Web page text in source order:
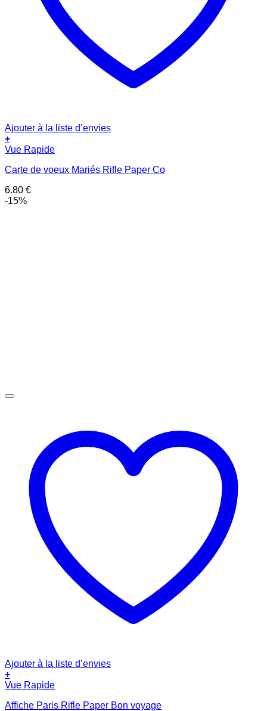
Ajouter à la liste d’envies
+
Vue Rapide
Carte de voeux Mariés Rifle Paper Co
6.80 €
-15%
Ajouter à la liste d’envies
+
Vue Rapide
Affiche Paris Rifle Paper Bon voyage